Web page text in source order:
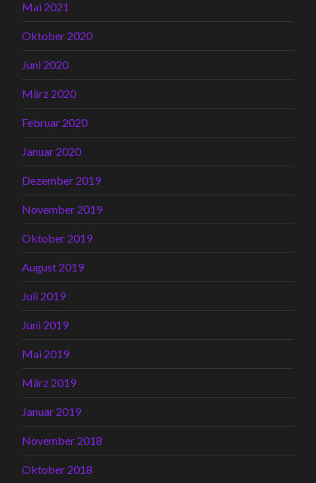
Mai 2021
Oktober 2020
Juni 2020
März 2020
Februar 2020
Januar 2020
Dezember 2019
November 2019
Oktober 2019
August 2019
Juli 2019
Juni 2019
Mai 2019
März 2019
Januar 2019
November 2018
Oktober 2018